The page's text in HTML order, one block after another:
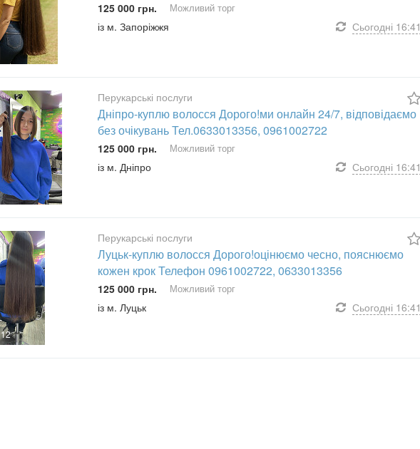
125 000 грн. Можливий торг
із м. Запоріжжя Сьогодні 16:41
Перукарські послуги
Дніпро-куплю волосся Дорого!ми онлайн 24/7, відповідаємо
без очікувань Тел.0633013356, 0961002722
125 000 грн. Можливий торг
із м. Дніпро Сьогодні 16:41
12
Перукарські послуги
Луцьк-куплю волосся Дорого!оцінюємо чесно, пояснюємо
кожен крок Телефон 0961002722, 0633013356
125 000 грн. Можливий торг
із м. Луцьк Сьогодні 16:41